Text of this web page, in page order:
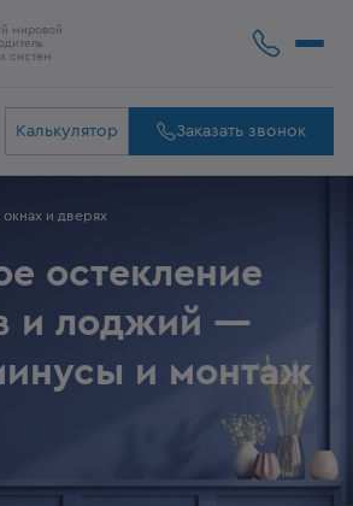
мировой
систем
Калькулятор Заказать звонок
окнах и дверях
остекление
и лоджий —
и монтаж